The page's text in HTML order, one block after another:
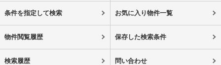
条件を指定して検索 お気に入り物件一覧
物件閲覧履歴 保存した検索条件
検索履歴 問い合わせ